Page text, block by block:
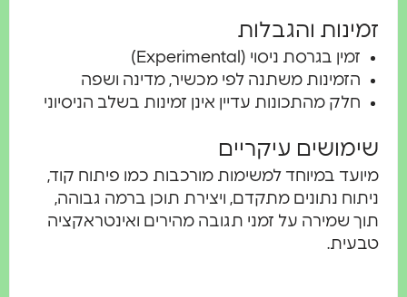
זמינות והגבלות
זמין בגרסת ניסוי (Experimental)
הזמינות משתנה לפי מכשיר, מדינה ושפה
חלק מהתכונות עדיין אינן זמינות בשלב הניסיוני
שימושים עיקריים
מיועד במיוחד למשימות מורכבות כמו פיתוח קוד,
ניתוח נתונים מתקדם, ויצירת תוכן ברמה גבוהה,
תוך שמירה על זמני תגובה מהירים ואינטראקציה
טבעית.